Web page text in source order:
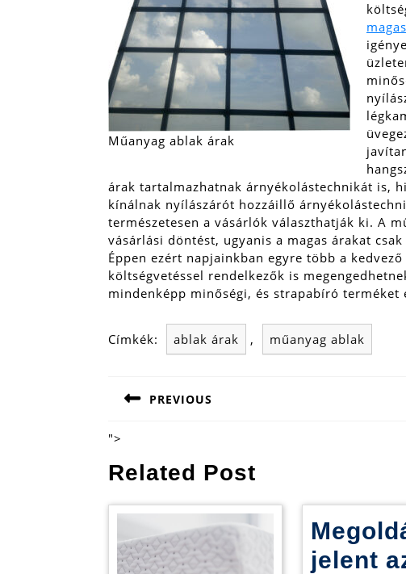
Műanyag ablak árak
árak tartalmazhatnak árnyékolástechnikát is,
kínálnak nyílászárót hozzáillő
természetesen a vásárlók választhatják ki. A
vásárlási döntést, ugyanis a magas árakat
Éppen ezért napjainkban egyre több a
költségvetéssel rendelkezők is
mindenképp minőségi, és strapabíró terméket
Címkék: ablak árak , műanyag ablak
navigáció
PREVIOUS
post:
">
Related Post
jelent